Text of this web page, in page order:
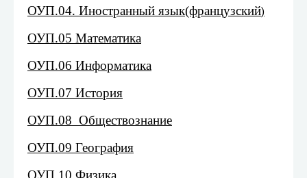
ОУП.04. Иностранный язык(французский)
ОУП.05 Математика
ОУП.06 Информатика
ОУП.07 История
ОУП.08 Обществознание
ОУП.09 География
ОУП.10 Физика